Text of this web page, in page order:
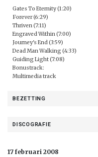
Gates To Eternity (1:20)
Forever (6:29)
Thriven (7:11)
Engraved Within (7:00)
Journey's End (3:59)
Dead Man Walking (4:33)
Guiding Light (7:08)
Bonustrack:
Multimedia track
BEZETTING
DISCOGRAFIE
17 februari 2008